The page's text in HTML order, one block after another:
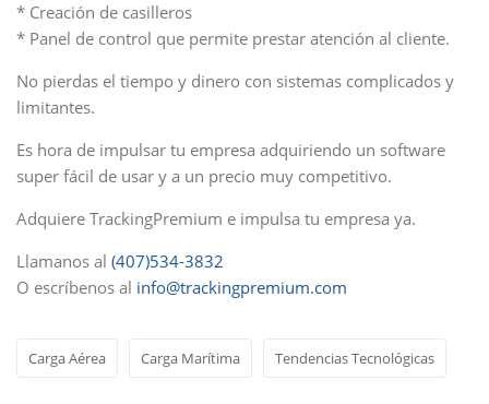
* Creación de casilleros
* Panel de control que permite prestar atención al cliente.
No pierdas el tiempo y dinero con sistemas complicados y
limitantes.
Es hora de impulsar tu empresa adquiriendo un software
super fácil de usar y a un precio muy competitivo.
Adquiere TrackingPremium e impulsa tu empresa ya.
Llamanos al (407)534-3832
O escríbenos al info@trackingpremium.com
Carga Aérea Carga Marítima Tendencias Tecnológicas